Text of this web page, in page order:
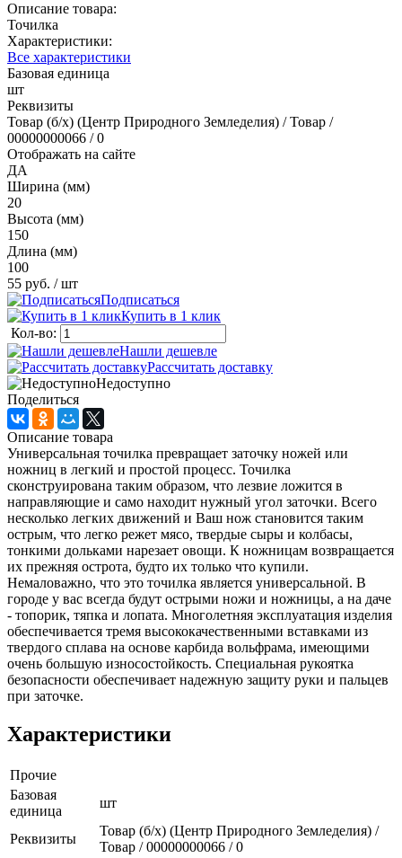
Описание товара:
Точилка
Характеристики:
Все характеристики
Базовая единица
шт
Реквизиты
Товар (б/х) (Центр Природного Земледелия) / Товар /
00000000066 / 0
Отображать на сайте
ДА
Ширина (мм)
20
Высота (мм)
150
Длина (мм)
100
55 руб. / шт
Подписаться
Купить в 1 клик
Кол-во:
Нашли дешевле
Рассчитать доставку
Недоступно
Поделиться
Описание товара
Универсальная точилка превращает заточку ножей или
ножниц в легкий и простой процесс. Точилка
сконструирована таким образом, что лезвие ложится в
направляющие и само находит нужный угол заточки. Всего
несколько легких движений и Ваш нож становится таким
острым, что легко режет мясо, твердые сыры и колбасы,
тонкими дольками нарезает овощи. К ножницам возвращается
их прежняя острота, будто их только что купили.
Немаловажно, что это точилка является универсальной. В
городе у вас всегда будут острыми ножи и ножницы, а на даче
- топорик, тяпка и лопата. Многолетняя эксплуатация изделия
обеспечивается тремя высококачественными вставками из
твердого сплава на основе карбида вольфрама, имеющими
очень большую износостойкость. Специальная рукоятка
безопасности обеспечивает надежную защиту руки и пальцев
при заточке.
Характеристики
Прочие
Базовая
единица
шт
Реквизиты
Товар (б/х) (Центр Природного Земледелия) /
Товар / 00000000066 / 0